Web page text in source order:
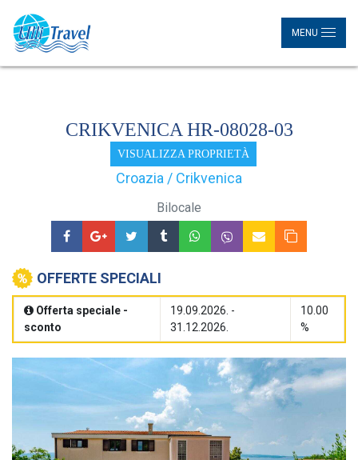
MENU
CRIKVENICA HR-08028-03
VISUALIZZA PROPRIETÀ
Croazia / Crikvenica
Bilocale
OFFERTE SPECIALI
Offerta speciale -
sconto
19.09.2026. -
31.12.2026.
10.00
%